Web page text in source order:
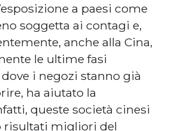
a paesi come
soggetta ai contagi e,
anche alla Cina,
le ultime fasi
i negozi stanno già
ha aiutato la
queste società cinesi
risultati migliori del